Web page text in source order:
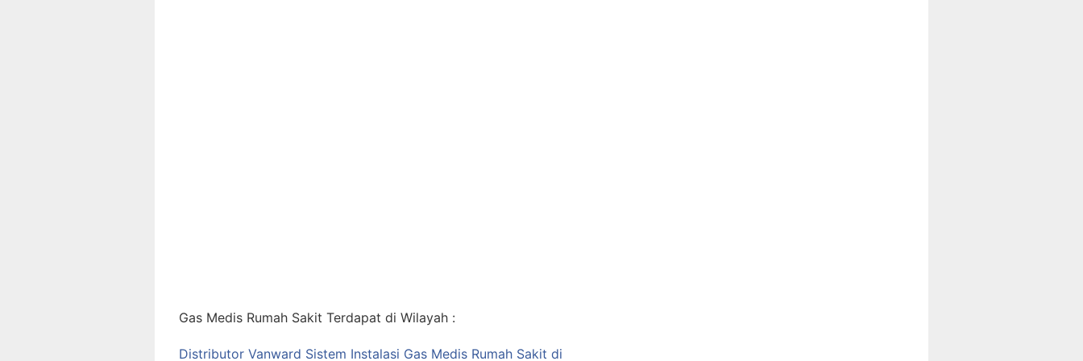
Gas Medis Rumah Sakit Terdapat di Wilayah :
Distributor Vanward Sistem Instalasi Gas Medis Rumah Sakit di